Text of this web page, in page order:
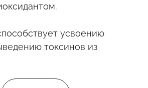
усвоению
токсинов из